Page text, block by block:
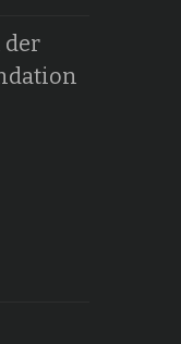
der